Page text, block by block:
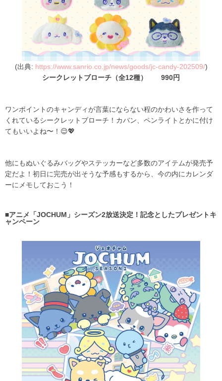
(出典: https://www.sanrio.co.jp/news/goods/jc-candy-202509/)
シークレットブローチ（全12種） 990円
ワンポイントのキャンディが言葉にならない程のかわいさを作って
くれているシークレットブローチ！カバン、ペンライトとかに付け
てもいいよね〜！😌💖
他にもぬいぐるみバッグやステッカーなど多数のアイテムが発売予
定だよ！初日に完売が出そうな予感もするから、今の内にカレンダ
ーにメモしておこう！
■アニメ「JOCHUM」シーズン2放送決定！記念としたプレゼントキ
ャンペーン